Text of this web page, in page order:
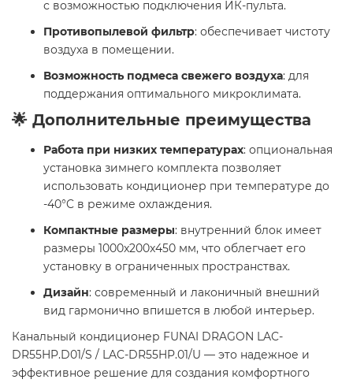
с возможностью подключения ИК-пульта.
Противопылевой фильтр: обеспечивает чистоту
воздуха в помещении.
Возможность подмеса свежего воздуха: для
поддержания оптимального микроклимата.
🌟 Дополнительные преимущества
Работа при низких температурах: опциональная
установка зимнего комплекта позволяет
использовать кондиционер при температуре до
-40°C в режиме охлаждения.
Компактные размеры: внутренний блок имеет
размеры 1000x200x450 мм, что облегчает его
установку в ограниченных пространствах.
Дизайн: современный и лаконичный внешний
вид гармонично впишется в любой интерьер.
Канальный кондиционер FUNAI DRAGON LAC-
DR55HP.D01/S / LAC-DR55HP.01/U — это надежное и
эффективное решение для создания комфортного